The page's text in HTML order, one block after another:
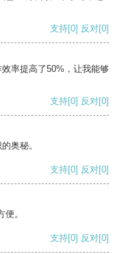
支持[0] 反对[0]
率提高了50%，让我能够
支持[0] 反对[0]
奥秘。
支持[0] 反对[0]
。
支持[0] 反对[0]